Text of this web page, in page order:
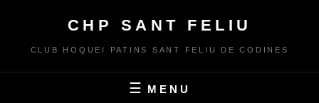
content
CHP SANT FELIU
CLUB HOQUEI PATINS SANT FELIU DE CODINES
MENU